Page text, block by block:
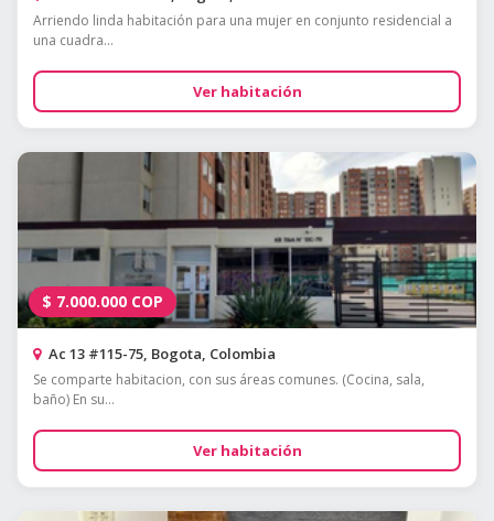
Arriendo linda habitación para una mujer en conjunto residencial a
una cuadra...
Ver habitación
$ 7.000.000 COP
Ac 13 #115-75, Bogota, Colombia
Se comparte habitacion, con sus áreas comunes. (Cocina, sala,
baño) En su...
Ver habitación